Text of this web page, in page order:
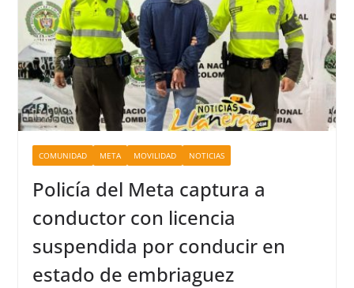
COMUNIDAD META MOVILIDAD NOTICIAS
Policía del Meta captura a
conductor con licencia
suspendida por conducir en
estado de embriaguez